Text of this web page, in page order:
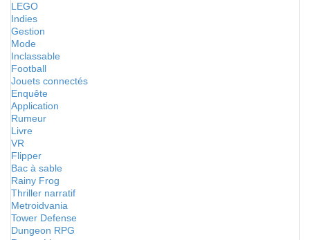
LEGO
Indies
Gestion
Mode
Inclassable
Football
Jouets connectés
Enquête
Application
Rumeur
Livre
VR
Flipper
Bac à sable
Rainy Frog
Thriller narratif
Metroidvania
Tower Defense
Dungeon RPG